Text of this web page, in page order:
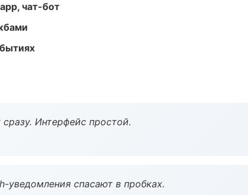
чат-бот
Интерфейс простой.
уведомления спасают в пробках.